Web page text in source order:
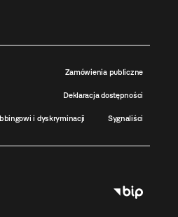
Zamówienia publiczne
Deklaracja dostępności
i dyskryminacji Sygnaliści